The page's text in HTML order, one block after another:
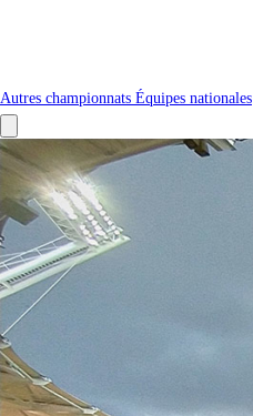
Autres championnats Équipes nationales